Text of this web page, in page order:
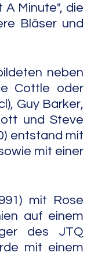
Minute", die
Bläser und
neben
Cottle oder
Guy Barker,
und Steve
entstand mit
mit einer
mit Rose
auf einem
des JTQ
mit einem